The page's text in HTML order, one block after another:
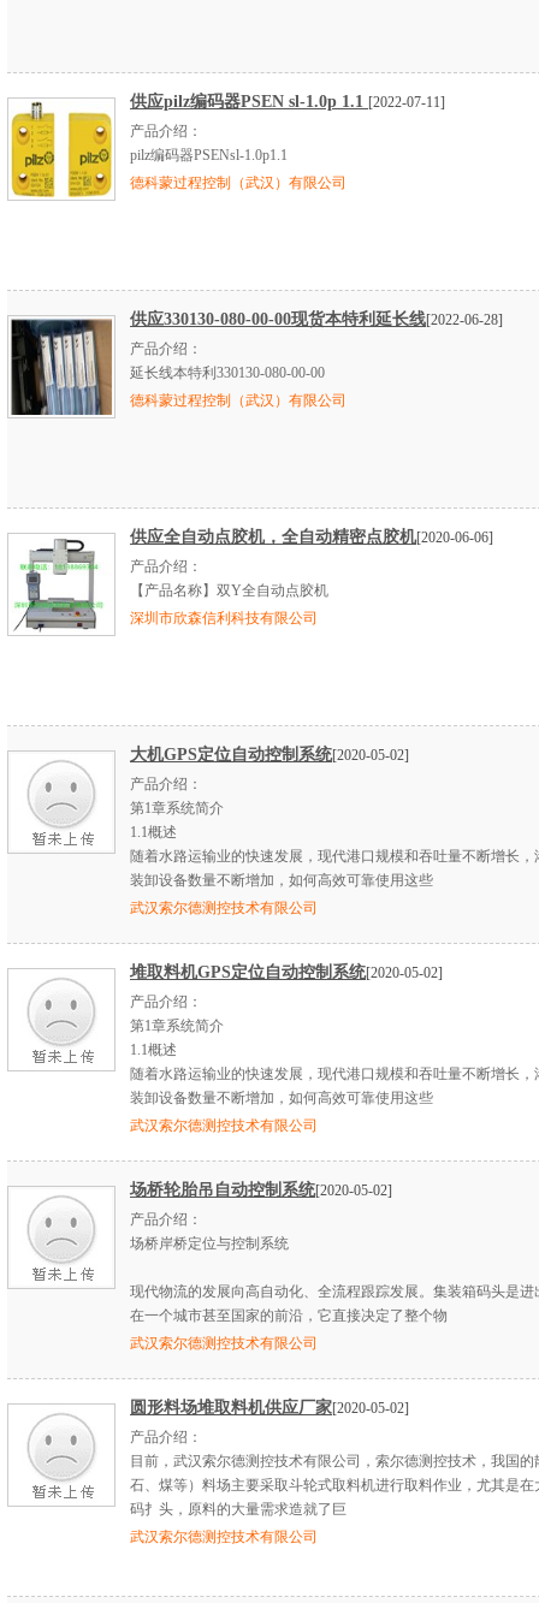
供应pilz编码器PSEN sl-1.0p 1.1 [2022-07-11]
产品介绍：
pilz编码器PSENsl-1.0p1.1
德科蒙过程控制（武汉）有限公司
供应330130-080-00-00现货本特利延长线[2022-06-28]
产品介绍：
延长线本特利330130-080-00-00
德科蒙过程控制（武汉）有限公司
供应全自动点胶机，全自动精密点胶机[2020-06-06]
产品介绍：
【产品名称】双Y全自动点胶机
深圳市欣森信利科技有限公司
大机GPS定位自动控制系统[2020-05-02]
产品介绍：
第1章系统简介
1.1概述
随着水路运输业的快速发展，现代港口规模和吞吐量不断增长，
装卸设备数量不断增加，如何高效可靠使用这些
武汉索尔德测控技术有限公司
堆取料机GPS定位自动控制系统[2020-05-02]
产品介绍：
第1章系统简介
1.1概述
随着水路运输业的快速发展，现代港口规模和吞吐量不断增长，
装卸设备数量不断增加，如何高效可靠使用这些
武汉索尔德测控技术有限公司
场桥轮胎吊自动控制系统[2020-05-02]
产品介绍：
场桥岸桥定位与控制系统
现代物流的发展向高自动化、全流程跟踪发展。集装箱码头是进
在一个城市甚至国家的前沿，它直接决定了整个物
武汉索尔德测控技术有限公司
圆形料场堆取料机供应厂家[2020-05-02]
产品介绍：
目前，武汉索尔德测控技术有限公司，索尔德测控技术，我国的
石、煤等）料场主要采取斗轮式取料机进行取料作业，尤其是在
码扌头，原料的大量需求造就了巨
武汉索尔德测控技术有限公司